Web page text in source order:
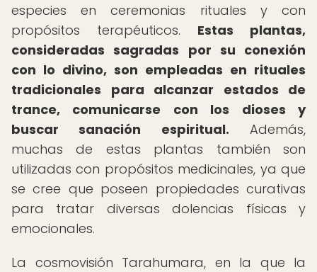
especies en ceremonias rituales y con
propósitos terapéuticos. Estas plantas,
consideradas sagradas por su conexión
con lo divino, son empleadas en rituales
tradicionales para alcanzar estados de
trance, comunicarse con los dioses y
buscar sanación espiritual. Además,
muchas de estas plantas también son
utilizadas con propósitos medicinales, ya que
se cree que poseen propiedades curativas
para tratar diversas dolencias físicas y
emocionales.
La cosmovisión Tarahumara, en la que la